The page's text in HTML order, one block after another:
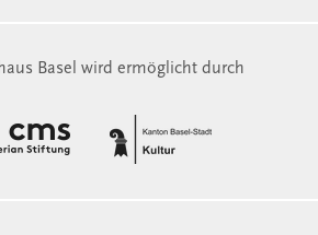
Basel wird ermöglicht durch